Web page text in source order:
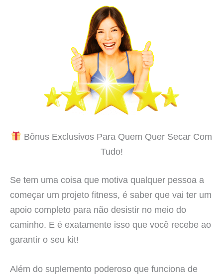
Bônus Exclusivos Para Quem Quer Secar Com
Tudo!
Se tem uma coisa que motiva qualquer pessoa a
começar um projeto fitness, é saber que vai ter um
apoio completo para não desistir no meio do
caminho. E é exatamente isso que você recebe ao
garantir o seu kit!
Além do suplemento poderoso que funciona de